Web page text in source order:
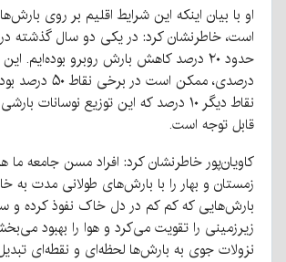
او با بیان اینکه این شرایط اقلیم بر روی
است، خاطرنشان کرد: در یکی دو سال گذشته
درصدی، ممکن است در
نقاط دیگر ۱۰ درصد که این توزیع
قابل توجه است.
کاویان‌پور خاطرنشان کرد: افراد مسن جامعه ما
زمستان و بهار را با بارش‌های طولانی مدت به
بارش‌هایی که کم کم در دل خاک نفوذ کرده و
زیرزمینی را تقویت می‌کرد و هوا را بهبود
نزولات جوی به بارش‌ها لحظه‌ای و نقطه‌ای